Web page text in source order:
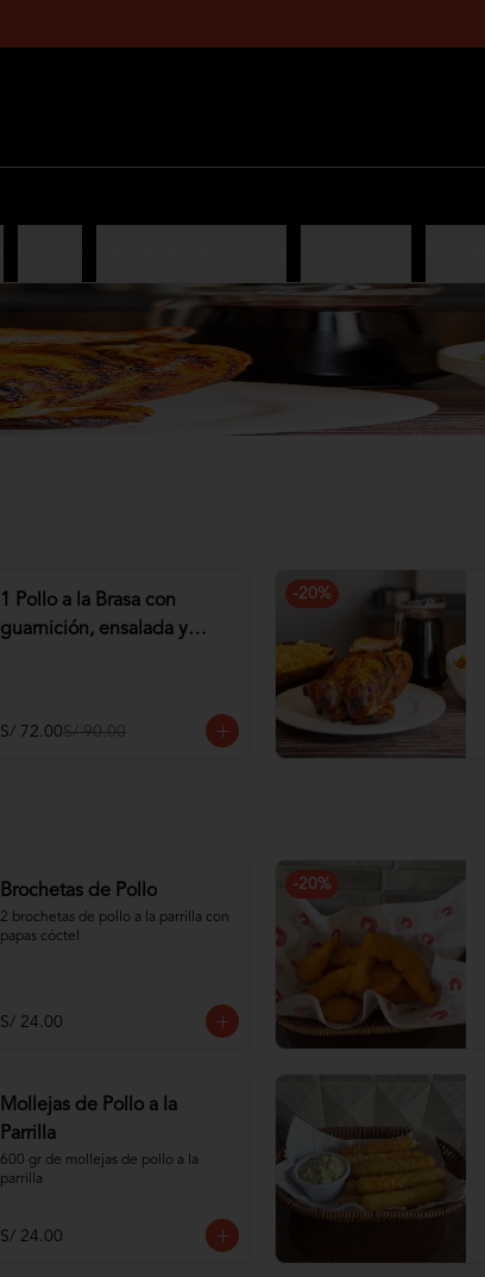
1 Pollo a la Brasa con
guarnición, ensalada y
S/ 72.00S/ 90.00
-20%
Brochetas de Pollo
2 brochetas de pollo a la parrilla con
papas cóctel
S/ 24.00
-20%
Mollejas de Pollo a la
Parrilla
600 gr de mollejas de pollo a la
parrilla
S/ 24.00